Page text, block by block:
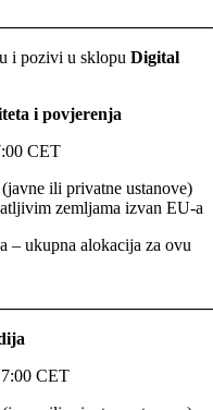
i pozivi u sklopu Digital
i povjerenja
CET
ili privatne ustanove)
zemljama izvan EU-a
– ukupna alokacija za ovu
CET